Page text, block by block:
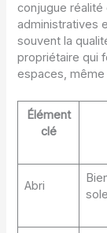
conjugue réalité
administratives
souvent la
propriétaire qui
espaces,
Élément
clé
Abri